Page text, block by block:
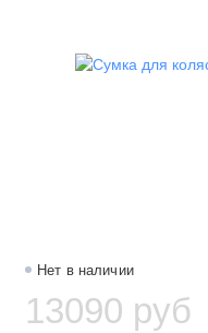
Нет в наличии
13090 руб